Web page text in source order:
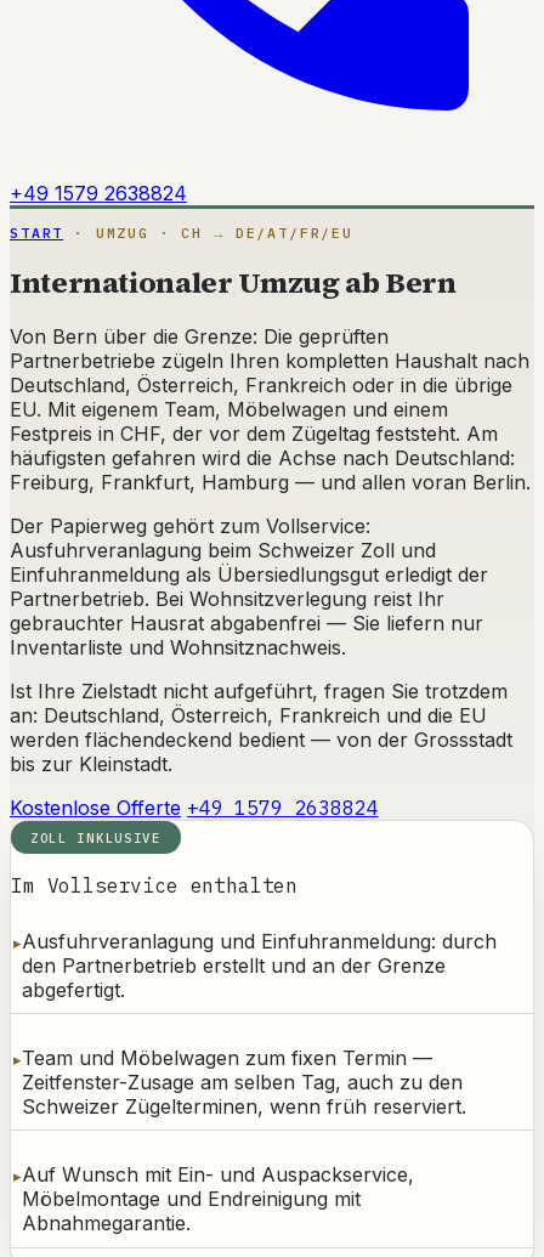
+49 1579 2638824
START · UMZUG · CH → DE/AT/FR/EU
Internationaler Umzug ab Bern
Von Bern über die Grenze: Die geprüften
Partnerbetriebe zügeln Ihren kompletten Haushalt nach
Deutschland, Österreich, Frankreich oder in die übrige
EU. Mit eigenem Team, Möbelwagen und einem
Festpreis in CHF, der vor dem Zügeltag feststeht. Am
häufigsten gefahren wird die Achse nach Deutschland:
Freiburg, Frankfurt, Hamburg — und allen voran Berlin.
Der Papierweg gehört zum Vollservice:
Ausfuhrveranlagung beim Schweizer Zoll und
Einfuhranmeldung als Übersiedlungsgut erledigt der
Partnerbetrieb. Bei Wohnsitzverlegung reist Ihr
gebrauchter Hausrat abgabenfrei — Sie liefern nur
Inventarliste und Wohnsitznachweis.
Ist Ihre Zielstadt nicht aufgeführt, fragen Sie trotzdem
an: Deutschland, Österreich, Frankreich und die EU
werden flächendeckend bedient — von der Grossstadt
bis zur Kleinstadt.
Kostenlose Offerte +49 1579 2638824
ZOLL INKLUSIVE
Im Vollservice enthalten
Ausfuhrveranlagung und Einfuhranmeldung: durch
den Partnerbetrieb erstellt und an der Grenze
abgefertigt.
Team und Möbelwagen zum fixen Termin —
Zeitfenster-Zusage am selben Tag, auch zu den
Schweizer Zügelterminen, wenn früh reserviert.
Auf Wunsch mit Ein- und Auspackservice,
Möbelmontage und Endreinigung mit
Abnahmegarantie.